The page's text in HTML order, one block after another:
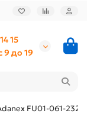
15
9 до 19
FU01-061-